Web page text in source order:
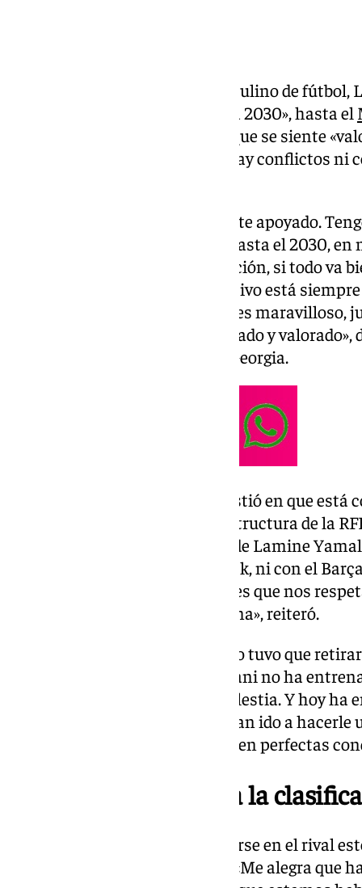
El seleccionador nacional masculino de fútbol,
viernes que quiere «seguir hasta 2030», hasta el
tiene contrato hasta 2028-, ya que se siente
tiempo que dejó claro que «no hay conflictos ni
«Me siento total y absolutamente apoyado.
nada. Y además, quiero seguir hasta el 2030,
también el sentido de la Federación, si todo va
muy apoyado. El director deportivo está
tranquilidad. El cuerpo técnico es maravilloso,
siento muy querido, muy apreciado y
de prensa previa al duelo ante Georgia.
Y es que el técnico de Haro insistió en que
de la ‘Roja’, con el apoyo de la estructura de la
el FC Barcelona por la llamada de Lamine
«No hay tal conflicto, ni con Flick, ni con el
relación con todos, lo que pasa es que nos
espacio. No hay ningún problema», reiteró.
Además, este viernes Dani Olmo tuvo que
porque «no estaba cómodo». «Dani no ha
Vino con cansancio, alguna molestia. Y hoy ha
dicho que dejara de entrenar. Han ido a hacerle
informará. El resto están todos en perfectas
Un partido clave para la
Así, De la Fuente prefirió centrarse en el rival
Mundial de 2026 ante Georgia. «Me alegra que